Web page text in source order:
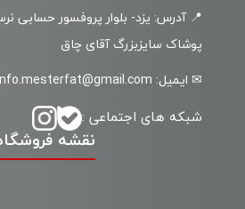
📍 آدرس: یزد- بلوار پروفسور حسابی
پوشاک سایزبزرگ آقای چاق
✉ ایمیل: info.mesterfat@gmail.com
شبکه های اجتماعی :
نقشه